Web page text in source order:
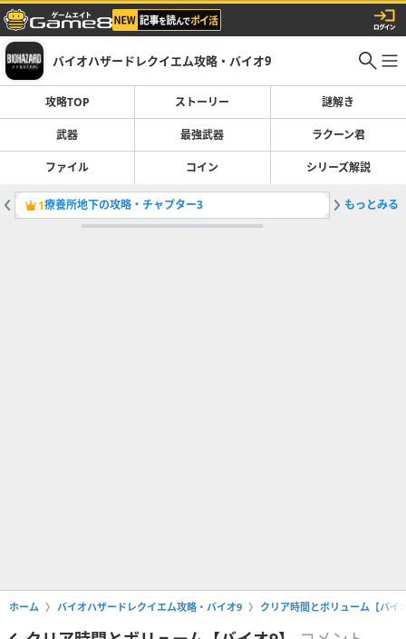
バイオハザードレクイエム攻略・バイオ9
攻略TOP ストーリー 謎解き
武器 最強武器 ラクーン君
ファイル コイン シリーズ解説
1療養所地下の攻略・チャプター3 2療養所
もっとみる
ホーム バイオハザードレクイエム攻略・バイオ9 クリア時間とボリューム【バイ